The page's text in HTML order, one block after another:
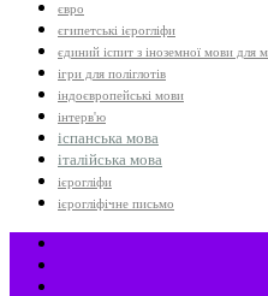
євро
єгипетські ієрогліфи
єдиний іспит з іноземної мови для
ігри для поліглотів
індоєвропейські мови
інтерв'ю
іспанська мова
італійська мова
ієрогліфи
ієрогліфічне письмо